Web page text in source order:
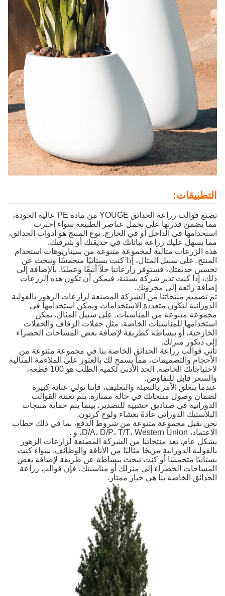
التطبيقات:
تصنع قوالب زراعة الحدائق YOUGE من مادة PE عالية الجودة،
مما يضمن قدرتها على تحمل عناصر الطبيعة سواء اخترت
استخدامها في الداخل أو في الخارج. نوع المنتج هو أدوات الحدائق،
مما يسهل عليك زراعة نباتاتك في حديقتك أو شرفتك.
هذه الزرعات مثالية لمجموعة متنوعة من سيناريوهات استخدام
المنتج. على سبيل المثال، إذا كنت بستانيًا متحمسًا وتبحث عن
تحسين حديقتك، فستوفر زارعاتنا حلاً أنيقًا وعمليًا. بالإضافة إلى
ذلك، إذا كنت تدير شركة بستنة، فيمكن أن تكون هذه الزرعات
إضافة رائعة إلى مخزونك.
تم تصميم منتجاتنا من الشركة المصنعة لزارعات الزهور بالقولبة
الدورانية لتكون متعددة الاستخدامات ويمكن استخدامها في
مجموعة متنوعة من المناسبات. على سبيل المثال، يمكن
استخدامها للمناسبات الخاصة، مثل حفلات الزفاف والحفلات
الخارجية، أو ببساطة كطريقة لإضافة بعض المساحات الخضراء
إلى ديكور منزلك.
تأتي قوالب زراعة الحدائق الخاصة بنا في مجموعة متنوعة من
الأحجام والتصميمات، مما يسمح لك بالعثور على الملاءمة المثالية
لاحتياجاتك الخاصة. الحد الأدنى لكمية الطلب هو 100 قطعة،
والسعر قابل للتفاوض.
عندما يتعلق الأمر بالتعبئة والتغليف، فإننا نولي عناية كبيرة
لضمان وصول منتجاتك في حالة ممتازة. يتم تعبئة القوالب
الدورانية في صناديق خشبية للتصدير، بينما يتم حماية منتجات
البلاستيك الدوراني عادةً بغشاء ولوح كرتون.
نحن نقبل مجموعة متنوعة من شروط الدفع، بما في ذلك خطاب
الاعتماد، D/A، D/P، T/T، Western Union، و .
بشكل عام، تعد منتجاتنا من الشركة المصنعة لزارعات الزهور
بالقولبة الدورانية مزيجًا مثاليًا من الأناقة والوظائف. سواء كنت
بستانيًا متحمسًا أو كنت تبحث ببساطة عن طريقة لإضافة بعض
المساحات الخضراء إلى منزلك أو مناسبتك، فإن قوالب زراعة
الحدائق الخاصة بنا هي خيار ممتاز.